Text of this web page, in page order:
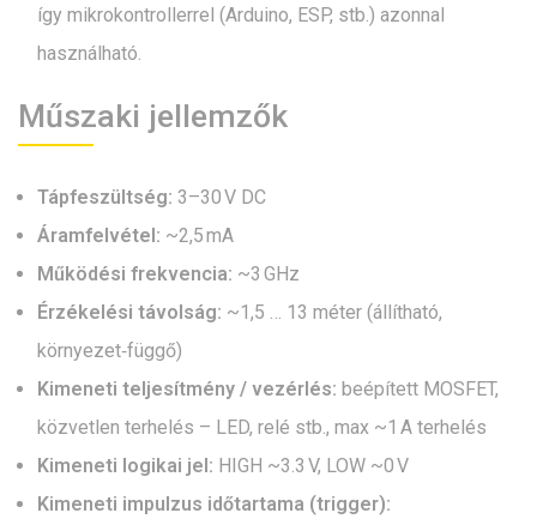
így mikrokontrollerrel (Arduino, ESP, stb.) azonnal
használható.
Műszaki jellemzők
Tápfeszültség: 3–30 V DC
Áramfelvétel: ~2,5 mA
Működési frekvencia: ~3 GHz
Érzékelési távolság: ~1,5 … 13 méter (állítható,
környezet‑függő)
Kimeneti teljesítmény / vezérlés: beépített MOSFET,
közvetlen terhelés – LED, relé stb., max ~1 A terhelés
Kimeneti logikai jel: HIGH ~3.3 V, LOW ~0 V
Kimeneti impulzus időtartama (trigger):